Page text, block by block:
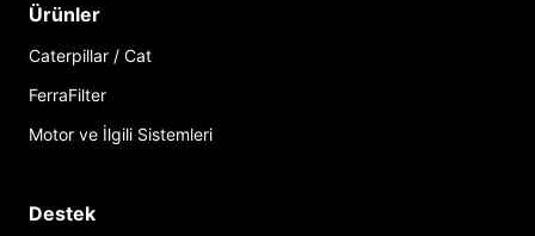
Ürünler
Caterpillar / Cat
FerraFilter
Motor ve İlgili Sistemleri
Destek